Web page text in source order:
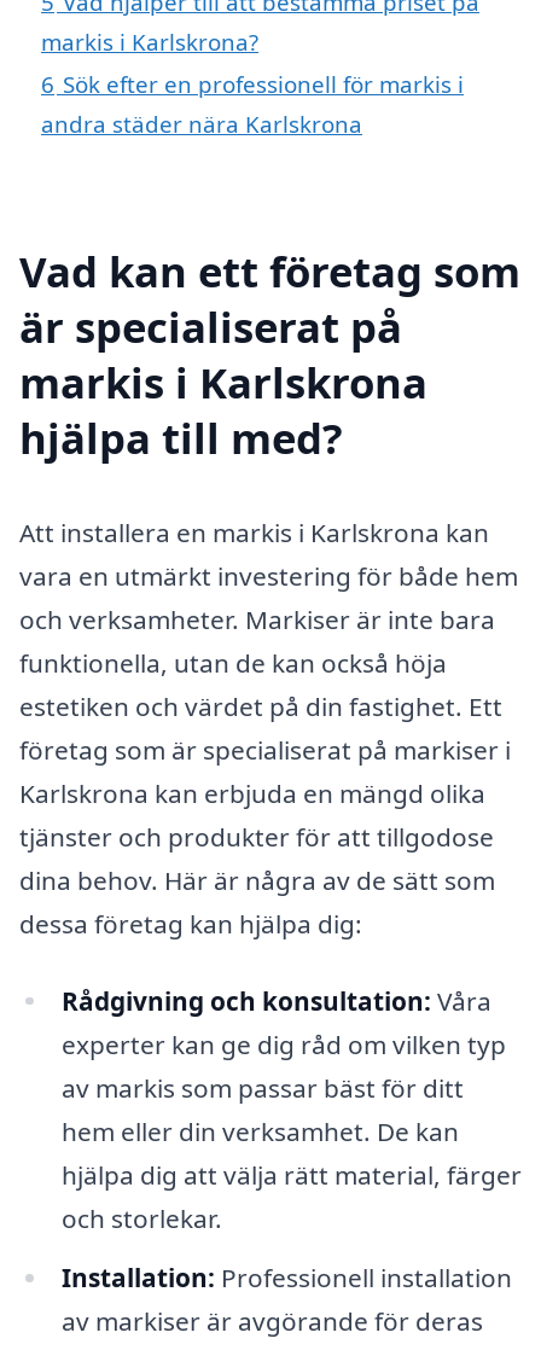
markis i Karlskrona?
6 Sök efter en professionell för markis i
andra städer nära Karlskrona
Vad kan ett företag som
är specialiserat på
markis i Karlskrona
hjälpa till med?
Att installera en markis i Karlskrona kan
vara en utmärkt investering för både hem
och verksamheter. Markiser är inte bara
funktionella, utan de kan också höja
estetiken och värdet på din fastighet. Ett
företag som är specialiserat på markiser i
Karlskrona kan erbjuda en mängd olika
tjänster och produkter för att tillgodose
dina behov. Här är några av de sätt som
dessa företag kan hjälpa dig:
Rådgivning och konsultation: Våra
experter kan ge dig råd om vilken typ
av markis som passar bäst för ditt
hem eller din verksamhet. De kan
hjälpa dig att välja rätt material, färger
och storlekar.
Installation: Professionell installation
av markiser är avgörande för deras